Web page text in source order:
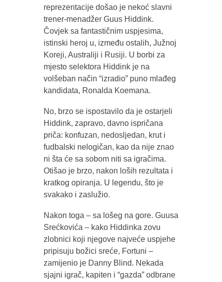
reprezentacije došao je nekoć slavni
trener-menadžer Guus Hiddink.
Čovjek sa fantastičnim uspjesima,
istinski heroj u, između ostalih, Južnoj
Koreji, Australiji i Rusiji. U borbi za
mjesto selektora Hiddink je na
volšeban način “izradio” puno mlađeg
kandidata, Ronalda Koemana.
No, brzo se ispostavilo da je ostarjeli
Hiddink, zapravo, davno ispričana
priča: konfuzan, nedosljedan, krut i
fudbalski nelogičan, kao da nije znao
ni šta će sa sobom niti sa igračima.
Otišao je brzo, nakon loših rezultata i
kratkog opiranja. U legendu, što je
svakako i zaslužio.
Nakon toga – sa lošeg na gore. Guusa
Srećkovića – kako Hiddinka zovu
zlobnici koji njegove najveće uspjehe
pripisuju božici sreće, Fortuni –
zamijenio je Danny Blind. Nekada
sjajni igrač, kapiten i “gazda” odbrane